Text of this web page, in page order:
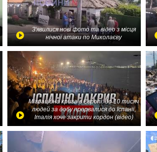
З'явилися нові фото та відео з місця
нічної атаки по Миколаєву
Міграційна криза в Європі: до 10 тисяч
людей за добу прорвалися до Іспанії,
Італія хоче закрити кордон (відео)